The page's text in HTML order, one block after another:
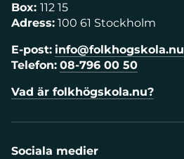
Box: 112 15
Adress: 100 61 Stockholm
E-post: info@folkhogskola.nu
Telefon: 08-796 00 50
Vad är folkhögskola.nu?
Sociala medier